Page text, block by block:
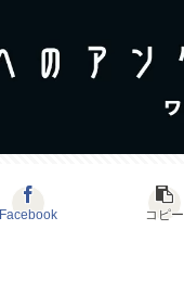
Facebook コピー